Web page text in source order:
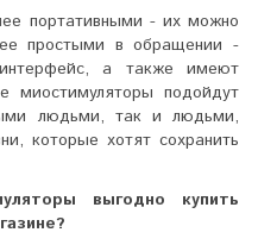
портативными - их можно
простыми в обращении -
а также имеют
миостимуляторы подойдут
людьми, так и людьми,
которые хотят сохранить
выгодно купить